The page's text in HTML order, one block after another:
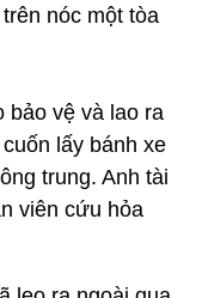
nóc một tòa
bảo vệ và lao ra
lấy bánh xe
trung. Anh tài
viên cứu hỏa